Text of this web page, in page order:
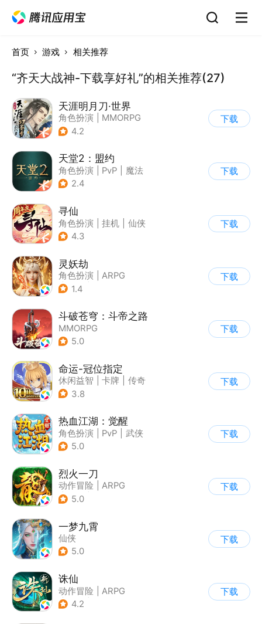
首页 游戏 相关推荐
“齐天大战神-下载享好礼”的相关推荐(27)
天涯明月刀·世界
角色扮演
MMORPG
| 武侠
4.2
下载
天堂2：盟约
角色扮演 PvP
魔法
| 开放世界
2.4
下载
寻仙
角色扮演 挂机
仙侠
| 寻仙
4.3
下载
灵妖劫
角色扮演
ARPG
| 仙侠
1.4
下载
斗破苍穹：斗帝之路
MMORPG
5.0
下载
命运-冠位指定
休闲益智 卡牌
传奇
| 命运
3.8
下载
热血江湖：觉醒
角色扮演 PvP
武侠
| 卡通
5.0
下载
烈火一刀
动作冒险
ARPG
| 传奇
5.0
下载
一梦九霄
仙侠
5.0
下载
诛仙
动作冒险
ARPG
| 仙侠
4.2
下载